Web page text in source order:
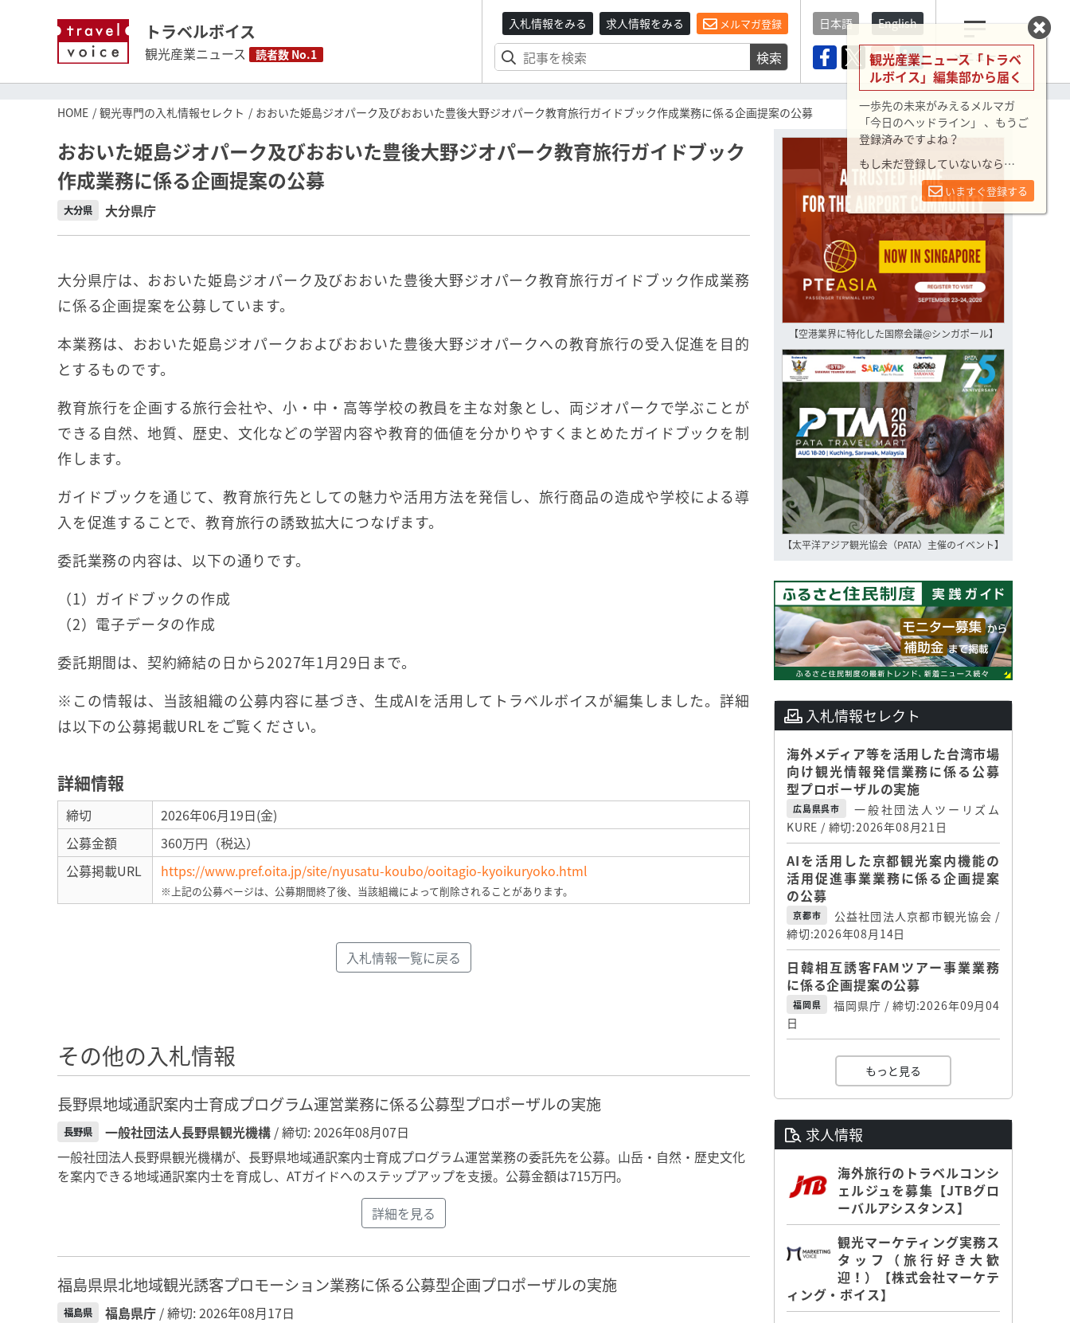
トラベルボイス
観光産業ニュース 読者数 No.1
入札情報をみる 求人情報をみる メルマガ登録
検索
日本語 English
メニュー
HOME 観光専門の入札情報セレクト おおいた姫島ジオパーク及びおおいた豊後大野ジオパーク教育旅行ガイドブック作成業務に係る企画提案の公募
おおいた姫島ジオパーク及びおおいた豊後大野ジオパーク教育旅行ガイドブック
作成業務に係る企画提案の公募
大分県 大分県庁
大分県庁は、おおいた姫島ジオパーク及びおおいた豊後大野ジオパーク教育旅行ガイドブック作成業務
に係る企画提案を公募しています。
本業務は、おおいた姫島ジオパークおよびおおいた豊後大野ジオパークへの教育旅行の受入促進を目的
とするものです。
教育旅行を企画する旅行会社や、小・中・高等学校の教員を主な対象とし、両ジオパークで学ぶことが
できる自然、地質、歴史、文化などの学習内容や教育的価値を分かりやすくまとめたガイドブックを制
作します。
ガイドブックを通じて、教育旅行先としての魅力や活用方法を発信し、旅行商品の造成や学校による導
入を促進することで、教育旅行の誘致拡大につなげます。
委託業務の内容は、以下の通りです。
（1）ガイドブックの作成
（2）電子データの作成
委託期間は、契約締結の日から2027年1月29日まで。
※この情報は、当該組織の公募内容に基づき、生成AIを活用してトラベルボイスが編集しました。詳細
は以下の公募掲載URLをご覧ください。
詳細情報
締切
2026年06月19日(金)
公募金額
360万円（税込）
公募掲載URL
https://www.pref.oita.jp/site/nyusatu-koubo/ooitagio-kyoikuryoko.html
※上記の公募ページは、公募期間終了後、当該組織によって削除されることがあります。
入札情報一覧に戻る
その他の入札情報
長野県地域通訳案内士育成プログラム運営業務に係る公募型プロポーザルの実施
長野県 一般社団法人長野県観光機構 / 締切: 2026年08月07日
一般社団法人長野県観光機構が、長野県地域通訳案内士育成プログラム運営業務の委託先を公募。山岳・自然・歴史文化
を案内できる地域通訳案内士を育成し、ATガイドへのステップアップを支援。公募金額は715万円。
詳細を見る
福島県県北地域観光誘客プロモーション業務に係る公募型企画プロポーザルの実施
福島県 福島県庁 / 締切: 2026年08月17日
【空港業界に特化した国際会議@シンガポール】
【太平洋アジア観光協会（PATA）主催のイベント】
入札情報セレクト
海外メディア等を活用した台湾市場
向け観光情報発信業務に係る公募
型プロポーザルの実施
広島県呉市
一般社団法人ツーリズム
KURE / 締切:2026年08月21日
AIを活用した京都観光案内機能の
活用促進事業業務に係る企画提案
の公募
京都市
公益社団法人京都市観光協会 /
締切:2026年08月14日
日韓相互誘客FAMツアー事業業務
に係る企画提案の公募
福岡県
福岡県庁 / 締切:2026年09月04
日
もっと見る
求人情報
海外旅行のトラベルコンシ
ェルジュを募集【JTBグロ
ーバルアシスタンス】
観光マーケティング実務ス
タッフ（旅行好き大歓
迎！）【株式会社マーケテ
ィング・ボイス】
観光産業ニュース「トラベ
ルボイス」編集部から届く
一歩先の未来がみえるメルマガ
「今日のヘッドライン」 、もうご
登録済みですよね？
もし未だ登録していないなら…
いますぐ登録する